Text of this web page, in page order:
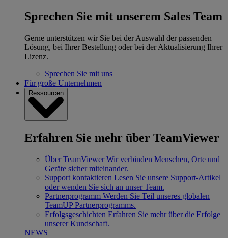
Sprechen Sie mit unserem Sales Team
Gerne unterstützen wir Sie bei der Auswahl der passenden
Lösung, bei Ihrer Bestellung oder bei der Aktualisierung Ihrer
Lizenz.
Sprechen Sie mit uns
Für große Unternehmen
Ressourcen
Erfahren Sie mehr über TeamViewer
Über TeamViewer Wir verbinden Menschen, Orte und
Geräte sicher miteinander.
Support kontaktieren Lesen Sie unsere Support-Artikel
oder wenden Sie sich an unser Team.
Partnerprogramm Werden Sie Teil unseres globalen
TeamUP Partnerprogramms.
Erfolgsgeschichten Erfahren Sie mehr über die Erfolge
unserer Kundschaft.
NEWS